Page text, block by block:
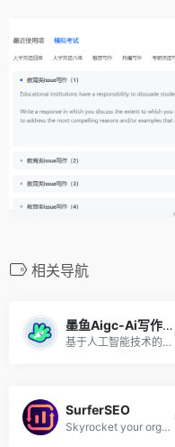
相关导航
墨鱼Aigc-Ai写作工具
基于人工智能技术的文案写作工具,为用户提供一键生成营销广告、文案、原创文章等写作服务
SurferSEO
Skyrocket your organic traffic